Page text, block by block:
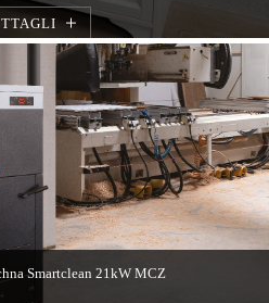
Smartclean 21kW MCZ